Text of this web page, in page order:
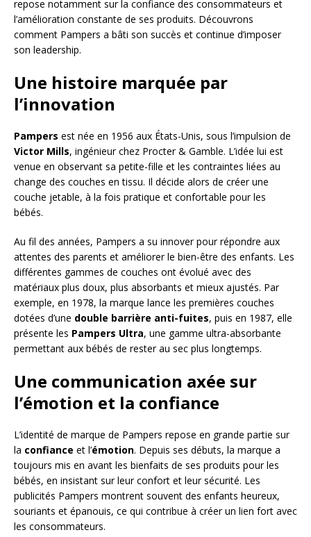
repose notamment sur la confiance des consommateurs et
l’amélioration constante de ses produits. Découvrons
comment Pampers a bâti son succès et continue d’imposer
son leadership.
Une histoire marquée par
l’innovation
Pampers est née en 1956 aux États-Unis, sous l’impulsion de
Victor Mills, ingénieur chez Procter & Gamble. L’idée lui est
venue en observant sa petite-fille et les contraintes liées au
change des couches en tissu. Il décide alors de créer une
couche jetable, à la fois pratique et confortable pour les
bébés.
Au fil des années, Pampers a su innover pour répondre aux
attentes des parents et améliorer le bien-être des enfants. Les
différentes gammes de couches ont évolué avec des
matériaux plus doux, plus absorbants et mieux ajustés. Par
exemple, en 1978, la marque lance les premières couches
dotées d’une double barrière anti-fuites, puis en 1987, elle
présente les Pampers Ultra, une gamme ultra-absorbante
permettant aux bébés de rester au sec plus longtemps.
Une communication axée sur
l’émotion et la confiance
L’identité de marque de Pampers repose en grande partie sur
la confiance et l’émotion. Depuis ses débuts, la marque a
toujours mis en avant les bienfaits de ses produits pour les
bébés, en insistant sur leur confort et leur sécurité. Les
publicités Pampers montrent souvent des enfants heureux,
souriants et épanouis, ce qui contribue à créer un lien fort avec
les consommateurs.